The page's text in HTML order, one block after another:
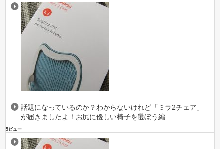
話題になっているのか？わからないけれど「ミラ2チェア」
が届きましたよ！お尻に優しい椅子を選ぼう編
5ビュー